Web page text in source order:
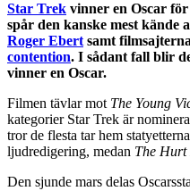
Star Trek vinner en Oscar
spår den kanske mest kände
Roger Ebert samt filmsajterna
contention. I sådant fall blir
vinner en Oscar.
Filmen tävlar mot The Young
kategorier Star Trek är
tror de flesta tar hem
ljudredigering, medan The Hurt
Den sjunde mars delas